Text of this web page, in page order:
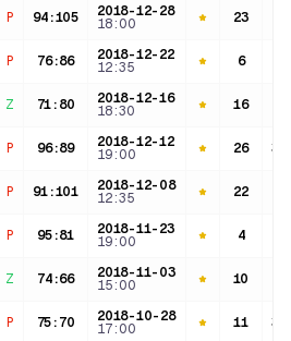
P 94:105
2018-12-28
18:00
23
P 76:86
2018-12-22
12:35
6
Z 71 : 80
2018-12-16
18:30
16
P 96:89
2018-12-12
19:00
26
P 91:101
2018-12-08
12:35
22
P 95:81
2018-11-23
19:00
4
Z 74:66
2018-11-03
15:00
10
P 75 : 70
2018-10-28
17:00
11